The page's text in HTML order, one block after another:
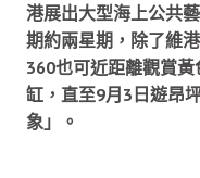
港展出大型海上公共
期約兩星期，除了維
360也可近距離觀賞
缸，直至9月3日遊昂
象」
。